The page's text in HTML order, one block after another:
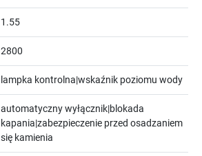
1.55
2800
lampka kontrolna|wskaźnik poziomu wody
automatyczny wyłącznik|blokada
kapania|zabezpieczenie przed osadzaniem
się kamienia